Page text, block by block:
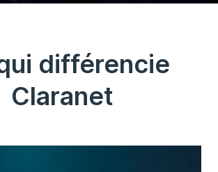
différencie
Claranet